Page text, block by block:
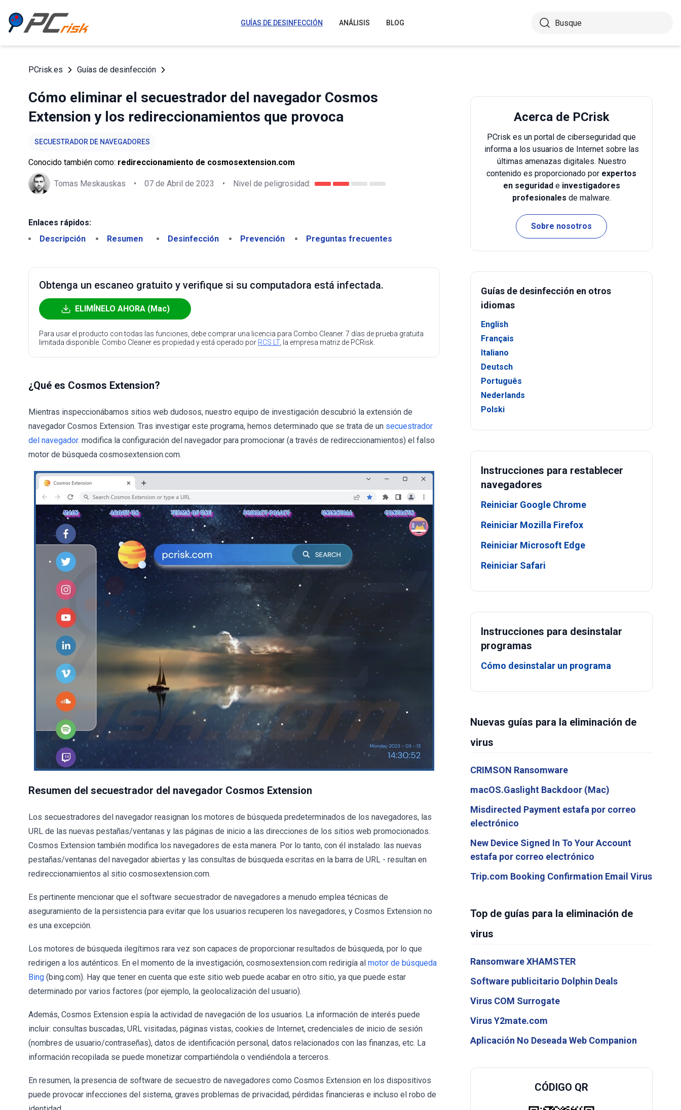
GUÍAS DE DESINFECCIÓN ANÁLISIS BLOG
PCrisk.es Guías de desinfección
Cómo eliminar el secuestrador del navegador Cosmos
Extension y los redireccionamientos que provoca
SECUESTRADOR DE NAVEGADORES
Conocido también como: redireccionamiento de cosmosextension.com
Tomas Meskauskas • 07 de Abril de 2023 • Nivel de peligrosidad:
Enlaces rápidos:
Descripción
Resumen Desinfección Prevención Preguntas frecuentes
Obtenga un escaneo gratuito y verifique si su computadora está infectada.
ELIMÍNELO AHORA (Mac)
Para usar el producto con todas las funciones, debe comprar una licencia para Combo Cleaner. 7 días de prueba gratuita
limitada disponible. Combo Cleaner es propiedad y está operado por RCS LT, la empresa matriz de PCRisk.
¿Qué es Cosmos Extension?
Mientras inspeccionábamos sitios web dudosos, nuestro equipo de investigación descubrió la extensión de
navegador Cosmos Extension. Tras investigar este programa, hemos determinado que se trata de un secuestrador
del navegador. modifica la configuración del navegador para promocionar (a través de redireccionamientos) el falso
motor de búsqueda cosmosextension.com.
Resumen del secuestrador del navegador Cosmos Extension
Los secuestradores del navegador reasignan los motores de búsqueda predeterminados de los navegadores, las
URL de las nuevas pestañas/ventanas y las páginas de inicio a las direcciones de los sitios web promocionados.
Cosmos Extension también modifica los navegadores de esta manera. Por lo tanto, con él instalado: las nuevas
pestañas/ventanas del navegador abiertas y las consultas de búsqueda escritas en la barra de URL - resultan en
redireccionamientos al sitio cosmosextension.com.
Es pertinente mencionar que el software secuestrador de navegadores a menudo emplea técnicas de
aseguramiento de la persistencia para evitar que los usuarios recuperen los navegadores, y Cosmos Extension no
es una excepción.
Los motores de búsqueda ilegítimos rara vez son capaces de proporcionar resultados de búsqueda, por lo que
redirigen a los auténticos. En el momento de la investigación, cosmosextension.com redirigía al motor de búsqueda
Bing (bing.com). Hay que tener en cuenta que este sitio web puede acabar en otro sitio, ya que puede estar
determinado por varios factores (por ejemplo, la geolocalización del usuario).
Además, Cosmos Extension espía la actividad de navegación de los usuarios. La información de interés puede
incluir: consultas buscadas, URL visitadas, páginas vistas, cookies de Internet, credenciales de inicio de sesión
(nombres de usuario/contraseñas), datos de identificación personal, datos relacionados con las finanzas, etc. La
información recopilada se puede monetizar compartiéndola o vendiéndola a terceros.
En resumen, la presencia de software de secuestro de navegadores como Cosmos Extension en los dispositivos
puede provocar infecciones del sistema, graves problemas de privacidad, pérdidas financieras e incluso el robo de
Acerca de PCrisk
PCrisk es un portal de ciberseguridad que
informa a los usuarios de Internet sobre las
últimas amenazas digitales. Nuestro
contenido es proporcionado por expertos
en seguridade investigadores
profesionales de malware.
Sobre nosotros
Guías de desinfección en otros
idiomas
English
Français
Italiano
Deutsch
Português
Nederlands
Polski
Instrucciones para restablecer
navegadores
Reiniciar Google Chrome
Reiniciar Mozilla Firefox
Reiniciar Microsoft Edge
Reiniciar Safari
Instrucciones para desinstalar
programas
Cómo desinstalar un programa
Nuevas guías para la eliminación de
virus
CRIMSON Ransomware
macOS.Gaslight Backdoor (Mac)
Misdirected Payment estafa por correo
electrónico
New Device Signed In To Your Account
estafa por correo electrónico
Trip.com Booking Confirmation Email Virus
Top de guías para la eliminación de
virus
Ransomware XHAMSTER
Software publicitario Dolphin Deals
Virus COM Surrogate
Virus Y2mate.com
Aplicación No Deseada Web Companion
CÓDIGO QR